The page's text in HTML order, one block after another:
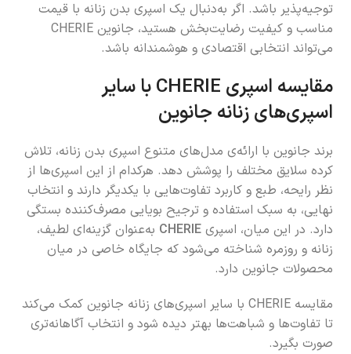
توجیه‌پذیر باشد. اگر به‌دنبال یک اسپری بدن زنانه با قیمت
مناسب و کیفیت رضایت‌بخش هستید، جانوین CHERIE
می‌تواند انتخابی اقتصادی و هوشمندانه باشد.
مقایسه اسپری CHERIE با سایر
اسپری‌های زنانه جانوین
برند جانوین با ارائه‌ی مدل‌های متنوع اسپری بدن زنانه، تلاش
کرده سلایق مختلف را پوشش دهد. هرکدام از این اسپری‌ها از
نظر رایحه، طبع و کاربرد تفاوت‌هایی با یکدیگر دارند و انتخاب
نهایی، به سبک استفاده و ترجیح بویایی مصرف‌کننده بستگی
دارد. در این میان، اسپریCHERIE به‌عنوان گزینه‌ای لطیف،
زنانه و روزمره شناخته می‌شود که جایگاه خاصی در میان
محصولات جانوین دارد.
مقایسه CHERIE با سایر اسپری‌های زنانه جانوین کمک می‌کند
تا تفاوت‌ها و شباهت‌ها بهتر دیده شود و انتخاب آگاهانه‌تری
صورت بگیرد.